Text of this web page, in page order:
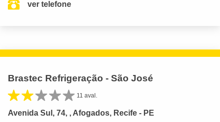
ver telefone
Brastec Refrigeração - São José
11 aval.
Avenida Sul, 74, , Afogados, Recife - PE